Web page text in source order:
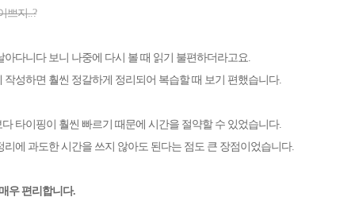
쁘지..?
아다니다 보니 나중에 다시 볼 때 읽기 불편하더라고요.
작성하면 훨씬 정갈하게 정리되어 복습할 때 보기 편했습니다.
타이핑이 훨씬 빠르기 때문에 시간을 절약할 수 있었습니다.
리에 과도한 시간을 쓰지 않아도 된다는 점도 큰 장점이었습니다.
우 편리합니다.